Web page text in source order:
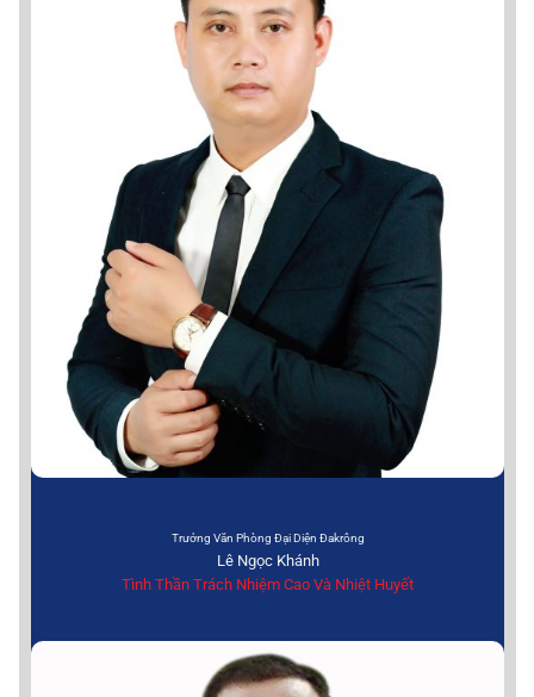
Trưởng Văn Phòng Đại Diện Đakrông
Lê Ngọc Khánh
Tình Thần Trách Nhiệm Cao Và Nhiệt Huyết